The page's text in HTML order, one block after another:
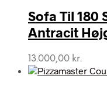
Sofa Til 180
Antracit
13.000,00 kr.